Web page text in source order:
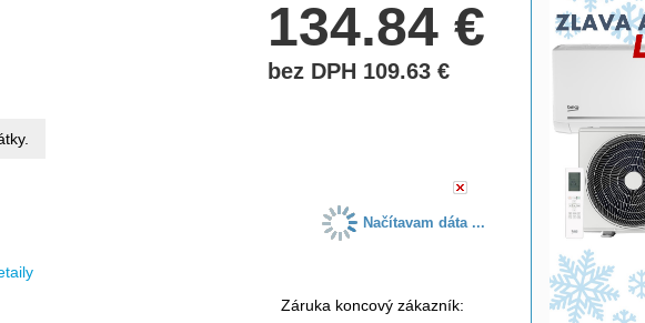
134.84€
bez DPH 109.63€
Načítavam dáta ...
Záruka koncový zákazník: